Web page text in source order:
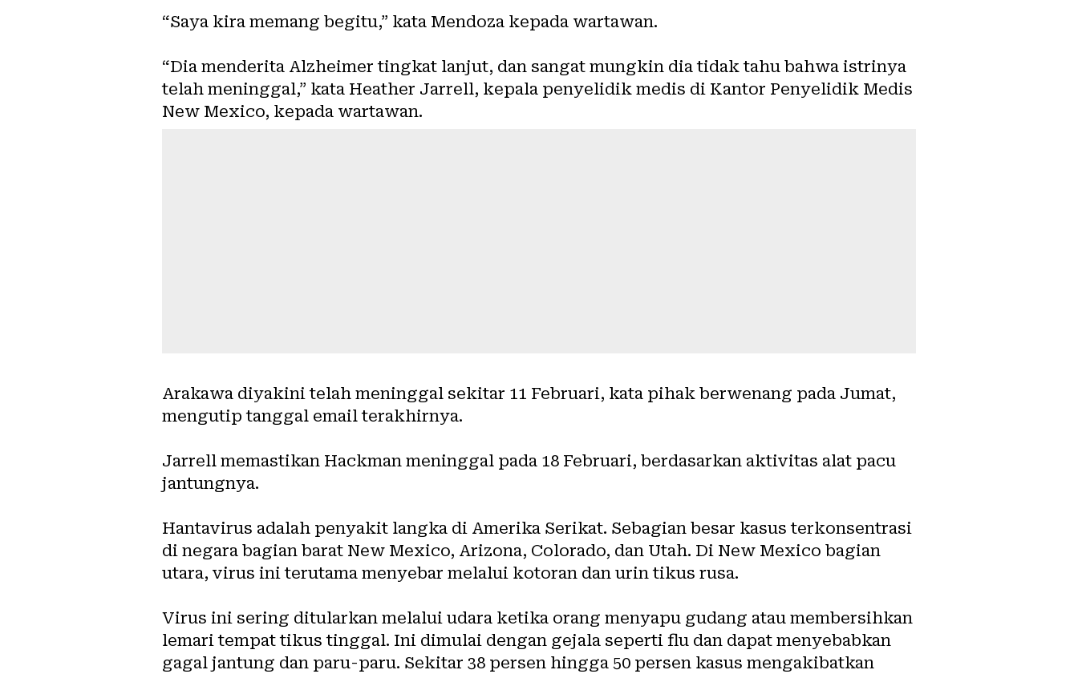
“Saya kira memang begitu,” kata Mendoza kepada wartawan.
“Dia menderita Alzheimer tingkat lanjut, dan sangat mungkin dia tidak tahu bahwa istrinya
telah meninggal,” kata Heather Jarrell, kepala penyelidik medis di Kantor Penyelidik Medis
New Mexico, kepada wartawan.
Arakawa diyakini telah meninggal sekitar 11 Februari, kata pihak berwenang pada Jumat,
mengutip tanggal email terakhirnya.
Jarrell memastikan Hackman meninggal pada 18 Februari, berdasarkan aktivitas alat pacu
jantungnya.
Hantavirus adalah penyakit langka di Amerika Serikat. Sebagian besar kasus terkonsentrasi
di negara bagian barat New Mexico, Arizona, Colorado, dan Utah. Di New Mexico bagian
utara, virus ini terutama menyebar melalui kotoran dan urin tikus rusa.
Virus ini sering ditularkan melalui udara ketika orang menyapu gudang atau membersihkan
lemari tempat tikus tinggal. Ini dimulai dengan gejala seperti flu dan dapat menyebabkan
gagal jantung dan paru-paru. Sekitar 38 persen hingga 50 persen kasus mengakibatkan